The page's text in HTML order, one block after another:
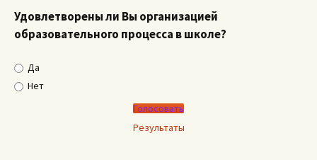
Удовлетворены ли Вы организацией
образовательного процесса в школе?
Да
Нет
Результаты